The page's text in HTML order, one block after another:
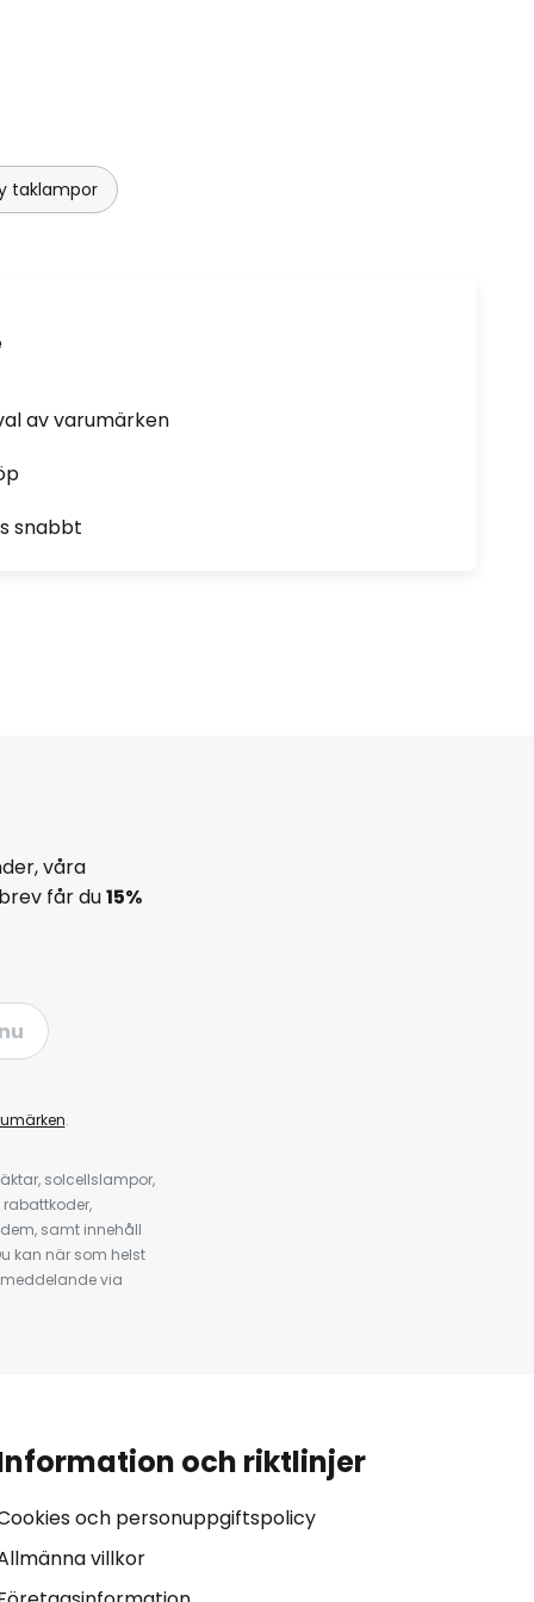
taklampor
av varumärken
snabbt
våra
får du15%
.
solcellslampor,
samt innehåll
kan när som helst
via
och riktlinjer
och personuppgiftspolicy
villkor